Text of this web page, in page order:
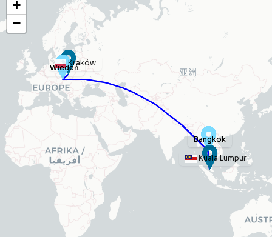
Kraków
Kuala Lumpur
Wiedeń
Bangkok
Bangkok
Wiedeń
+
−